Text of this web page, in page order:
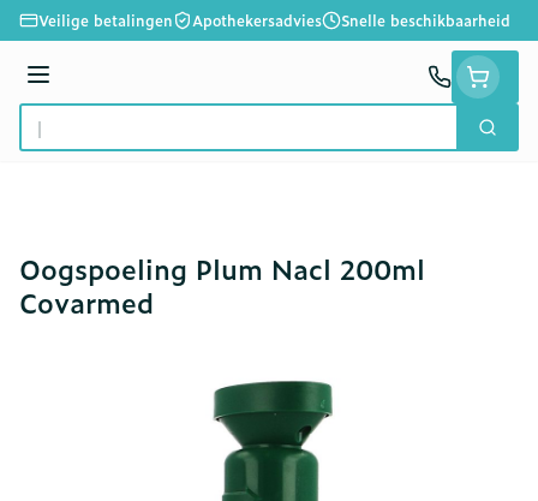
Ga naar de inhoud
Veilige betalingen Apothekersadvies Snelle beschikbaarheid
Menu
Product, merk, categorie...
Zoek
Oogspoeling Plum Nacl 200ml
Covarmed